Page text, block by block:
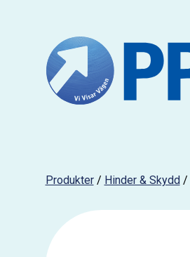
Produkter/ Hinder & Skydd/